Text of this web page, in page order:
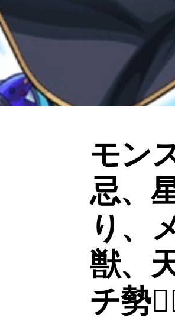
モン
忌、
り、
獣、
チ勢